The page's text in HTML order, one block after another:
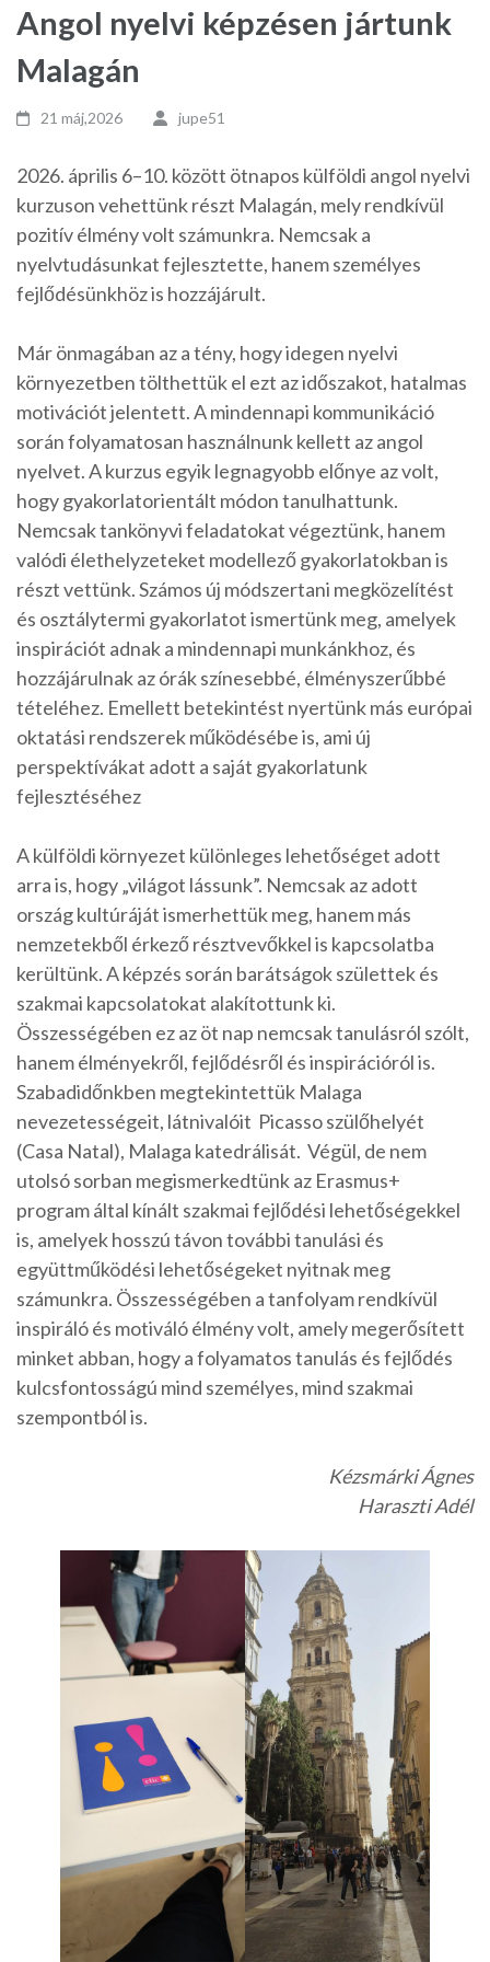
Angol nyelvi képzésen jártunk
Malagán
21 máj,2026 jupe51
2026. április 6–10. között ötnapos külföldi angol nyelvi
kurzuson vehettünk részt Malagán, mely rendkívül
pozitív élmény volt számunkra. Nemcsak a
nyelvtudásunkat fejlesztette, hanem személyes
fejlődésünkhöz is hozzájárult.
Már önmagában az a tény, hogy idegen nyelvi
környezetben tölthettük el ezt az időszakot, hatalmas
motivációt jelentett. A mindennapi kommunikáció
során folyamatosan használnunk kellett az angol
nyelvet. A kurzus egyik legnagyobb előnye az volt,
hogy gyakorlatorientált módon tanulhattunk.
Nemcsak tankönyvi feladatokat végeztünk, hanem
valódi élethelyzeteket modellező gyakorlatokban is
részt vettünk. Számos új módszertani megközelítést
és osztálytermi gyakorlatot ismertünk meg, amelyek
inspirációt adnak a mindennapi munkánkhoz, és
hozzájárulnak az órák színesebbé, élményszerűbbé
tételéhez. Emellett betekintést nyertünk más európai
oktatási rendszerek működésébe is, ami új
perspektívákat adott a saját gyakorlatunk
fejlesztéséhez
A külföldi környezet különleges lehetőséget adott
arra is, hogy „világot lássunk”. Nemcsak az adott
ország kultúráját ismerhettük meg, hanem más
nemzetekből érkező résztvevőkkel is kapcsolatba
kerültünk. A képzés során barátságok születtek és
szakmai kapcsolatokat alakítottunk ki.
Összességében ez az öt nap nemcsak tanulásról szólt,
hanem élményekről, fejlődésről és inspirációról is.
Szabadidőnkben megtekintettük Malaga
nevezetességeit, látnivalóit Picasso szülőhelyét
(Casa Natal), Malaga katedrálisát. Végül, de nem
utolsó sorban megismerkedtünk az Erasmus+
program által kínált szakmai fejlődési lehetőségekkel
is, amelyek hosszú távon további tanulási és
együttműködési lehetőségeket nyitnak meg
számunkra. Összességében a tanfolyam rendkívül
inspiráló és motiváló élmény volt, amely megerősített
minket abban, hogy a folyamatos tanulás és fejlődés
kulcsfontosságú mind személyes, mind szakmai
szempontból is.
Kézsmárki Ágnes
Haraszti Adél